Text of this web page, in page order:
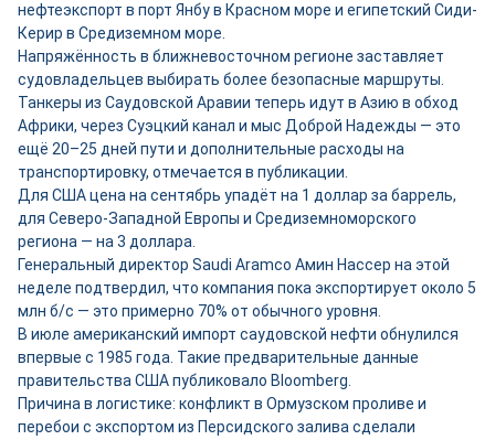
нефтеэкспорт в порт Янбу в Красном море и египетский Сиди-
Керир в Средиземном море.
Напряжённость в ближневосточном регионе заставляет
судовладельцев выбирать более безопасные маршруты.
Танкеры из Саудовской Аравии теперь идут в Азию в обход
Африки, через Суэцкий канал и мыс Доброй Надежды — это
ещё 20–25 дней пути и дополнительные расходы на
транспортировку, отмечается в публикации.
Для США цена на сентябрь упадёт на 1 доллар за баррель,
для Северо-Западной Европы и Средиземноморского
региона — на 3 доллара.
Генеральный директор Saudi Aramco Амин Нассер на этой
неделе подтвердил, что компания пока экспортирует около 5
млн б/с — это примерно 70% от обычного уровня.
В июле американский импорт саудовской нефти обнулился
впервые с 1985 года. Такие предварительные данные
правительства США публиковало Bloomberg.
Причина в логистике: конфликт в Ормузском проливе и
перебои с экспортом из Персидского залива сделали